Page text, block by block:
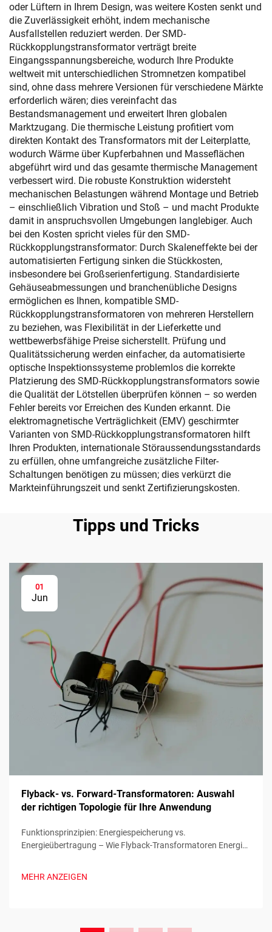
oder Lüftern in Ihrem Design, was weitere Kosten senkt und
die Zuverlässigkeit erhöht, indem mechanische
Ausfallstellen reduziert werden. Der SMD-
Rückkopplungstransformator verträgt breite
Eingangsspannungsbereiche, wodurch Ihre Produkte
weltweit mit unterschiedlichen Stromnetzen kompatibel
sind, ohne dass mehrere Versionen für verschiedene Märkte
erforderlich wären; dies vereinfacht das
Bestandsmanagement und erweitert Ihren globalen
Marktzugang. Die thermische Leistung profitiert vom
direkten Kontakt des Transformators mit der Leiterplatte,
wodurch Wärme über Kupferbahnen und Masseflächen
abgeführt wird und das gesamte thermische Management
verbessert wird. Die robuste Konstruktion widersteht
mechanischen Belastungen während Montage und Betrieb
– einschließlich Vibration und Stoß – und macht Produkte
damit in anspruchsvollen Umgebungen langlebiger. Auch
bei den Kosten spricht vieles für den SMD-
Rückkopplungstransformator: Durch Skaleneffekte bei der
automatisierten Fertigung sinken die Stückkosten,
insbesondere bei Großserienfertigung. Standardisierte
Gehäuseabmessungen und branchenübliche Designs
ermöglichen es Ihnen, kompatible SMD-
Rückkopplungstransformatoren von mehreren Herstellern
zu beziehen, was Flexibilität in der Lieferkette und
wettbewerbsfähige Preise sicherstellt. Prüfung und
Qualitätssicherung werden einfacher, da automatisierte
optische Inspektionssysteme problemlos die korrekte
Platzierung des SMD-Rückkopplungstransformators sowie
die Qualität der Lötstellen überprüfen können – so werden
Fehler bereits vor Erreichen des Kunden erkannt. Die
elektromagnetische Verträglichkeit (EMV) geschirmter
Varianten von SMD-Rückkopplungstransformatoren hilft
Ihren Produkten, internationale Störaussendungsstandards
zu erfüllen, ohne umfangreiche zusätzliche Filter-
Schaltungen benötigen zu müssen; dies verkürzt die
Markteinführungszeit und senkt Zertifizierungskosten.
Tipps und Tricks
01
Jun
Flyback- vs. Forward-Transformatoren: Auswahl
der richtigen Topologie für Ihre Anwendung
Funktionsprinzipien: Energiespeicherung vs.
Energieübertragung – Wie Flyback-Transformatoren Energie
MEHR ANZEIGEN